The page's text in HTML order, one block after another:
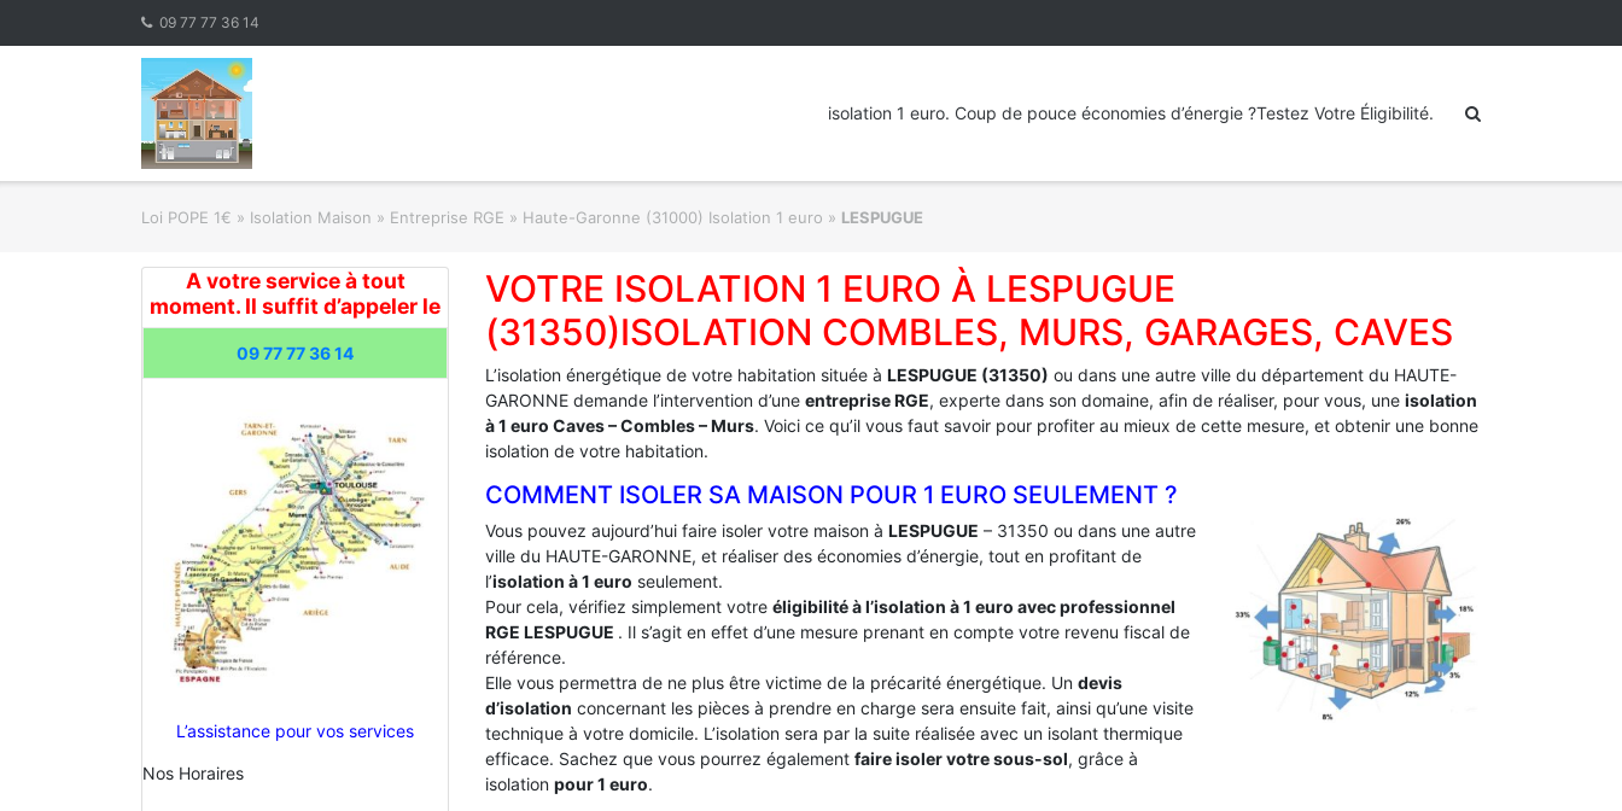
09 77 77 36 14
isolation 1 euro. Coup de pouce économies d’énergie ?Testez Votre Éligibilité.
Loi POPE 1€ » Isolation Maison » Entreprise RGE » Haute-Garonne (31000) Isolation 1 euro » LESPUGUE
A votre service à tout
moment. Il suffit d’appeler le
09 77 77 36 14
L’assistance pour vos services
Nos Horaires
VOTRE ISOLATION 1 EURO À LESPUGUE
(31350)ISOLATION COMBLES, MURS, GARAGES, CAVES
L’isolation énergétique de votre habitation située à LESPUGUE (31350) ou dans une autre ville du département du HAUTE-
GARONNE demande l’intervention d’une entreprise RGE, experte dans son domaine, afin de réaliser, pour vous, une isolation
à 1 euro Caves – Combles – Murs. Voici ce qu’il vous faut savoir pour profiter au mieux de cette mesure, et obtenir une bonne
isolation de votre habitation.
COMMENT ISOLER SA MAISON POUR 1 EURO SEULEMENT ?
Vous pouvez aujourd’hui faire isoler votre maison à LESPUGUE – 31350 ou dans une autre
ville du HAUTE-GARONNE, et réaliser des économies d’énergie, tout en profitant de
l’isolation à 1 euro seulement.
Pour cela, vérifiez simplement votre éligibilité à l’isolation à 1 euro avec professionnel
RGE LESPUGUE . Il s’agit en effet d’une mesure prenant en compte votre revenu fiscal de
référence.
Elle vous permettra de ne plus être victime de la précarité énergétique. Un devis
d’isolation concernant les pièces à prendre en charge sera ensuite fait, ainsi qu’une visite
technique à votre domicile. L’isolation sera par la suite réalisée avec un isolant thermique
efficace. Sachez que vous pourrez également faire isoler votre sous-sol, grâce à
isolation pour 1 euro.